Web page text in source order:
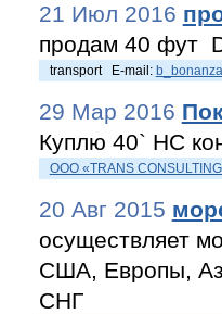
21 Июл 2016
продам 40 фут
transport E-mail:
29 Мар 2016
Куплю 40` НС
ООО «TRANS
20 Авг 2015
осуществляет
США, Европы,
СНГ